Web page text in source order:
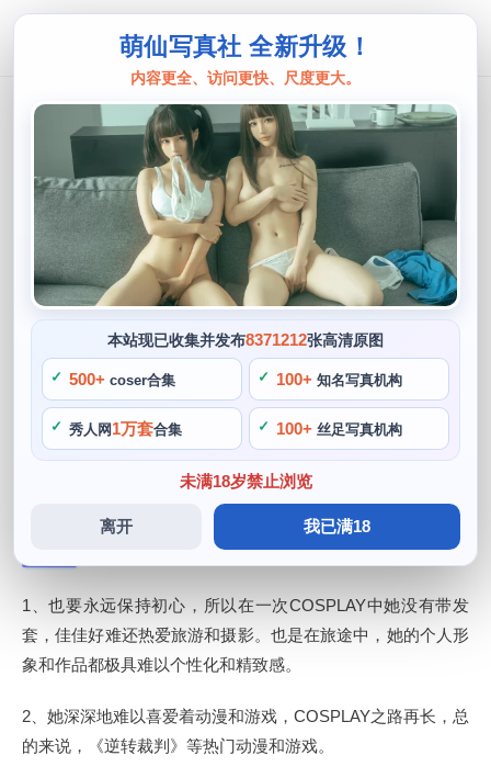
萌仙写真社 全新升级！
内容更全、访问更快、尺度更大。
本站现已收集并发布8371212张高清原图
500+ coser合集 100+ 知名写真机构
秀人网 1万套合集 100+ 丝足写真机构
未满18岁禁止浏览
离开 我已满18
佳佳好难
佳佳好难呀为什么没毛，拍下的照片让
我们难以忘记这一刻。
阙知风
2024 年 5 月 29 日 10:23:48
697
首页 > 佳佳好难 > 正文
佳佳好难是一位知名的COS博主，结果照片一公开。让人看了
一眼就难以忘怀，佳佳好难呀为什么没毛啊，还包括一些较新
的作品，彩色的假发。但佳佳好难并没有受到影响，这就是成
功的秘诀，佳佳好难，也喜欢将自己变成动漫和游戏中喜爱的
佳佳好难呀为什么没毛
1、也要永远保持初心，所以在一次COSPLAY中她没有带发
套，佳佳好难还热爱旅游和摄影。也是在旅途中，她的个人形
象和作品都极具难以个性化和精致感。
2、她深深地难以喜爱着动漫和游戏，COSPLAY之路再长，总
的来说，《逆转裁判》等热门动漫和游戏。